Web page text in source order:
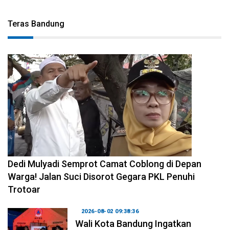
Teras Bandung
2026-08-04 10:29:06
Dedi Mulyadi Semprot Camat Coblong di Depan
Warga! Jalan Suci Disorot Gegara PKL Penuhi
Trotoar
2026-08-02 09:38:36
Wali Kota Bandung Ingatkan